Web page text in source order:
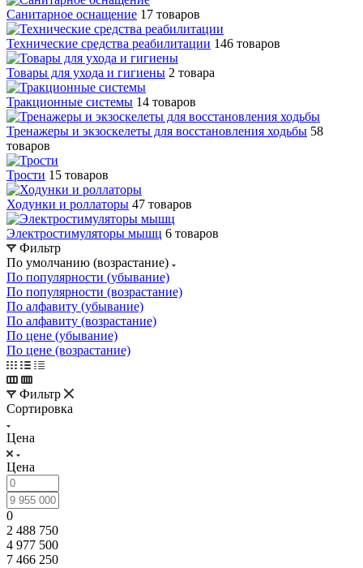
Санитарное оснащение 17 товаров
Технические средства реабилитации 146 товаров
Товары для ухода и гигиены 2 товара
Тракционные системы 14 товаров
Тренажеры и экзоскелеты для восстановления ходьбы 58
товаров
Трости 15 товаров
Ходунки и роллаторы 47 товаров
Электростимуляторы мышц 6 товаров
Фильтр
По умолчанию (возрастание)
По популярности (убывание)
По популярности (возрастание)
По алфавиту (убывание)
По алфавиту (возрастание)
По цене (убывание)
По цене (возрастание)
Фильтр
Сортировка
Цена
Цена
0
2 488 750
4 977 500
7 466 250